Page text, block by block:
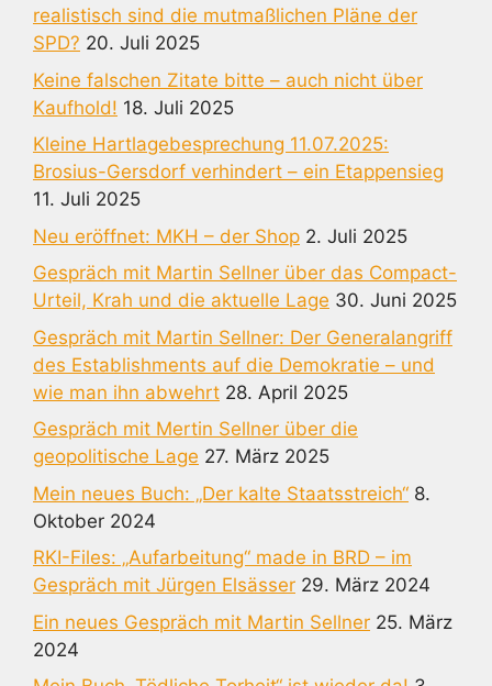
realistisch sind die mutmaßlichen Pläne der
SPD? 20. Juli 2025
Keine falschen Zitate bitte – auch nicht über
Kaufhold! 18. Juli 2025
Kleine Hartlagebesprechung 11.07.2025:
Brosius-Gersdorf verhindert – ein Etappensieg
11. Juli 2025
Neu eröffnet: MKH – der Shop 2. Juli 2025
Gespräch mit Martin Sellner über das Compact-
Urteil, Krah und die aktuelle Lage 30. Juni 2025
Gespräch mit Martin Sellner: Der Generalangriff
des Establishments auf die Demokratie – und
wie man ihn abwehrt 28. April 2025
Gespräch mit Mertin Sellner über die
geopolitische Lage 27. März 2025
Mein neues Buch: „Der kalte Staatsstreich“ 8.
Oktober 2024
RKI-Files: „Aufarbeitung“ made in BRD – im
Gespräch mit Jürgen Elsässer 29. März 2024
Ein neues Gespräch mit Martin Sellner 25. März
2024